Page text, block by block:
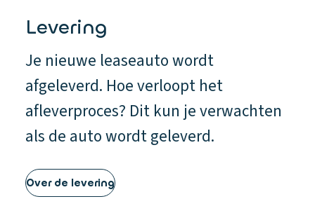
Levering
Je nieuwe leaseauto wordt
afgeleverd. Hoe verloopt het
afleverproces? Dit kun je verwachten
als de auto wordt geleverd.
Over de levering